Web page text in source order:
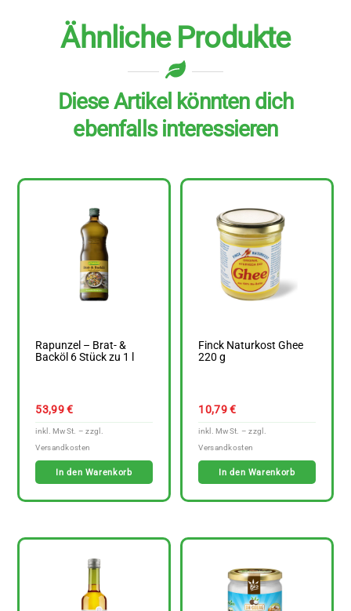
Ähnliche Produkte
Diese Artikel könnten dich
ebenfalls interessieren
Rapunzel – Brat- &
Backöl 6 Stück zu 1 l
53,99€
In den Warenkorb
Finck Naturkost Ghee
220 g
10,79€
In den Warenkorb